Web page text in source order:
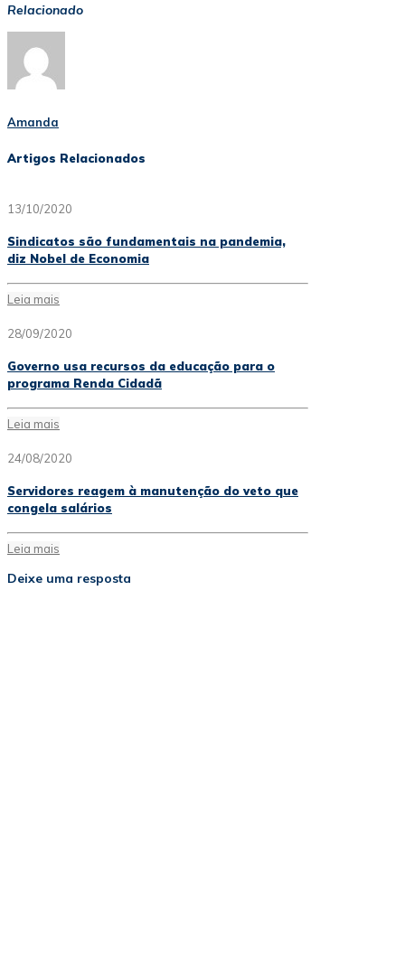
Relacionado
Amanda
Artigos Relacionados
13/10/2020
Sindicatos são fundamentais na pandemia,
diz Nobel de Economia
Leia mais
28/09/2020
Governo usa recursos da educação para o
programa Renda Cidadã
Leia mais
24/08/2020
Servidores reagem à manutenção do veto que
congela salários
Leia mais
Deixe uma resposta